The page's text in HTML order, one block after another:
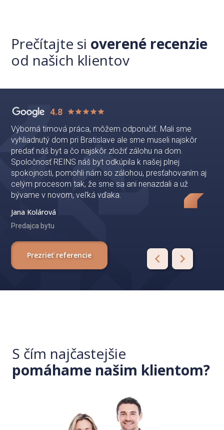
Prečítajte si overené recenzie
od našich klientov
4.8
Výborná tímová práca, môžem odporučiť. Mali sme
vyhliadnutý dom pri Bratislave ale sme museli najskôr
predať náš byt a čo najskôr zložiť zálohu na dom.
Spoločnosť REINS náš byt odkúpila k našej plnej
spokojnosti, pomohli nám so zálohou, presťahovaním aj
celým procesom tak, že sme sa ani nenazdali a už
bývame v novom, veľká vďaka.
Jana Kolárová
Predajca bytu
Prezrieť referencie
S čím najčastejšie
pomáhame našim klientom?